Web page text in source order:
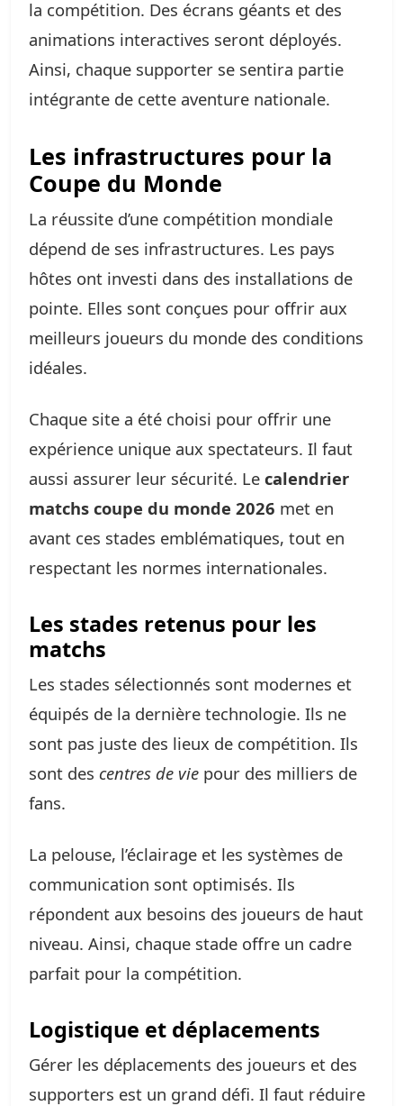
la compétition. Des écrans géants et des
animations interactives seront déployés.
Ainsi, chaque supporter se sentira partie
intégrante de cette aventure nationale.
Les infrastructures pour la
Coupe du Monde
La réussite d’une compétition mondiale
dépend de ses infrastructures. Les pays
hôtes ont investi dans des installations de
pointe. Elles sont conçues pour offrir aux
meilleurs joueurs du monde des conditions
idéales.
Chaque site a été choisi pour offrir une
expérience unique aux spectateurs. Il faut
aussi assurer leur sécurité. Le calendrier
matchs coupe du monde 2026 met en
avant ces stades emblématiques, tout en
respectant les normes internationales.
Les stades retenus pour les
matchs
Les stades sélectionnés sont modernes et
équipés de la dernière technologie. Ils ne
sont pas juste des lieux de compétition. Ils
sont des centres de vie pour des milliers de
fans.
La pelouse, l’éclairage et les systèmes de
communication sont optimisés. Ils
répondent aux besoins des joueurs de haut
niveau. Ainsi, chaque stade offre un cadre
parfait pour la compétition.
Logistique et déplacements
Gérer les déplacements des joueurs et des
supporters est un grand défi. Il faut réduire